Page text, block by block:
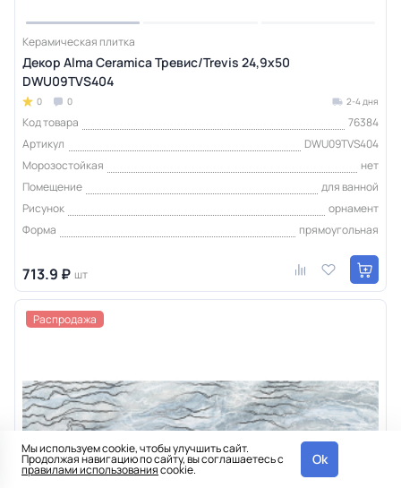
Керамическая плитка
Декор Alma Ceramica Тревис/Trevis 24,9х50
DWU09TVS404
0 0 2-4 дня
Код товара
76384
Артикул
DWU09TVS404
Морозостойкая
нет
Помещение
для ванной
Рисунок
орнамент
Форма
прямоугольная
713.9 ₽ шт
Распродажа
Мы используем cookie, чтобы улучшить сайт.
Продолжая навигацию по сайту, вы соглашаетесь с
правилами использованияcookie.
Ok